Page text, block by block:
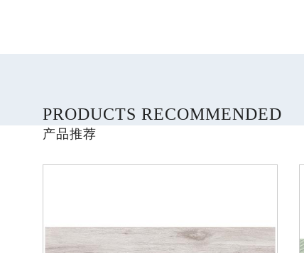
PRODUCTS RECOMMENDED
产品推荐